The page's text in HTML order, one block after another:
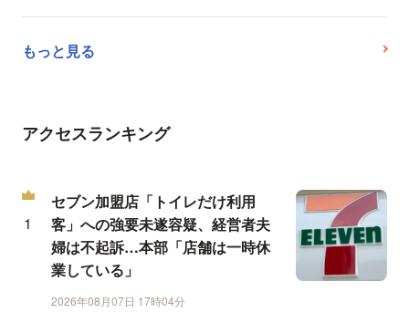
もっと見る
アクセスランキング
セブン加盟店「トイレだけ利用
客」への強要未遂容疑、経営者夫
婦は不起訴…本部「店舗は一時休
業している」
2026年08月07日 17時04分